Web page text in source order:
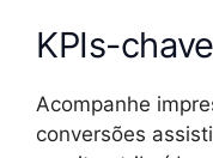
KPIs-chave
Acompanhe
conversões